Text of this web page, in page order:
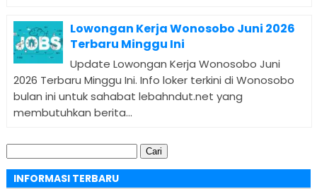
Lowongan Kerja Wonosobo Juni 2026
Terbaru Minggu Ini
Update Lowongan Kerja Wonosobo Juni
2026 Terbaru Minggu Ini. Info loker terkini di Wonosobo
bulan ini untuk sahabat lebahndut.net yang
membutuhkan berita...
Cari
untuk:
INFORMASI TERBARU